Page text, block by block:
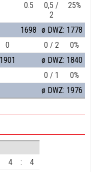
0.5
0,5 /
2
25%
1698 ø DWZ: 1778
0 0 / 2
0%
1901
ø DWZ: 1840
0 / 1
0%
ø DWZ: 1976
4 :
4